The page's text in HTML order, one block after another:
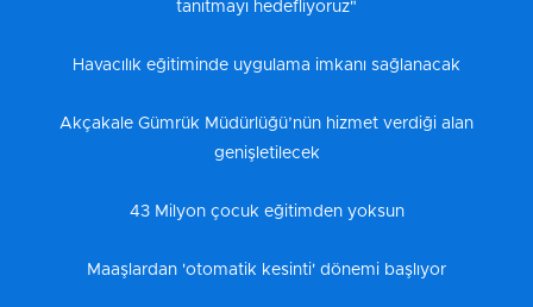
tanıtmayı hedefliyoruz"
Havacılık eğitiminde uygulama imkanı sağlanacak
Akçakale Gümrük Müdürlüğü’nün hizmet verdiği alan
genişletilecek
43 Milyon çocuk eğitimden yoksun
Maaşlardan 'otomatik kesinti' dönemi başlıyor